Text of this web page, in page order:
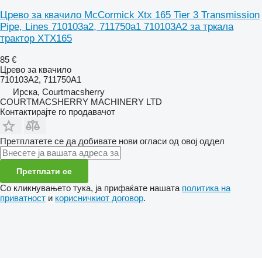
Црево за квачило McCormick Xtx 165 Tier 3 Transmission
Pipe, Lines 710103a2, 711750a1 710103A2 за тркала
трактор XTX165
85 €
Црево за квачило
710103A2, 711750A1
Ирска, Courtmacsherry
COURTMACSHERRY MACHINERY LTD
Контактирајте го продавачот
Претплатете се да добивате нови огласи од овој оддел
Претплати се
Со кликнувањето тука, ја прифаќате нашата политика на
приватност и корисничкиот договор.